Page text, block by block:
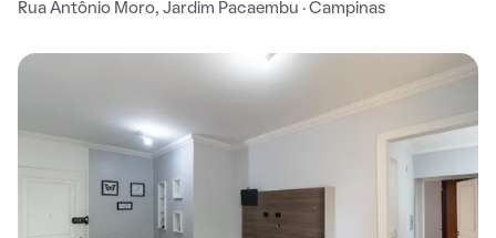
Rua Antônio Moro, Jardim Pacaembu · Campinas